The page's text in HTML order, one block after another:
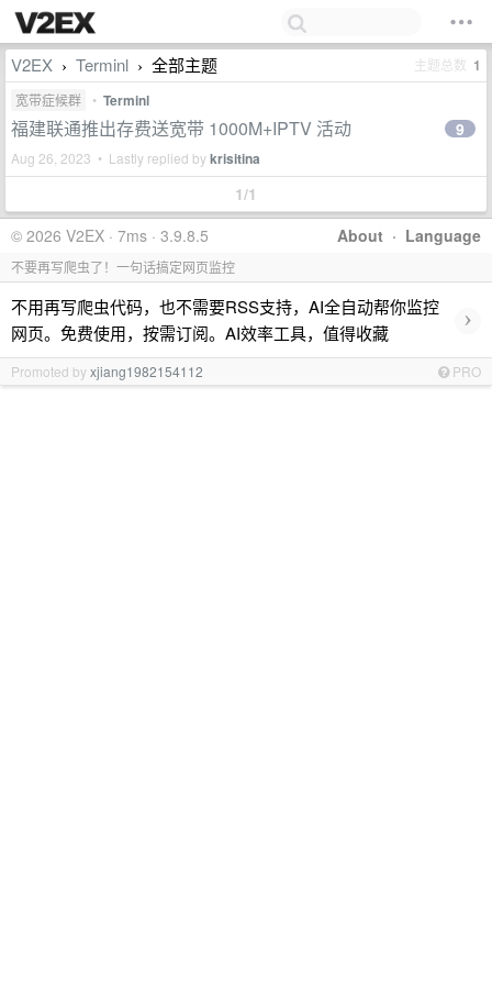
V2EX › Terminl › 全部主题 主题总数 1
宽带症候群 • Terminl
福建联通推出存费送宽带 1000M+IPTV 活动
Aug 26, 2023 • Lastly replied bykrisitina
9
1/1
About · Language
© 2026 V2EX · 7ms · 3.9.8.5
不要再写爬虫了！一句话搞定网页监控
不用再写爬虫代码，也不需要RSS支持，AI全自动帮你监控
网页。免费使用，按需订阅。AI效率工具，值得收藏
›
Promoted byxjiang1982154112 PRO